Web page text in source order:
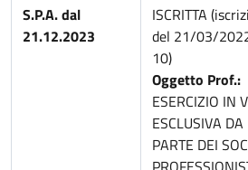
S.P.A. dal
21.12.2023
ISCRITTA
del 21/03/
10)
Oggetto Prof.:
ESERCIZIO IN
ESCLUSIVA DA
PARTE DEI